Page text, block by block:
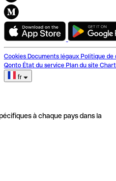
Cookies Documents légaux Politique
Qonto État du service Plan du site
fr
à chaque pays dans la